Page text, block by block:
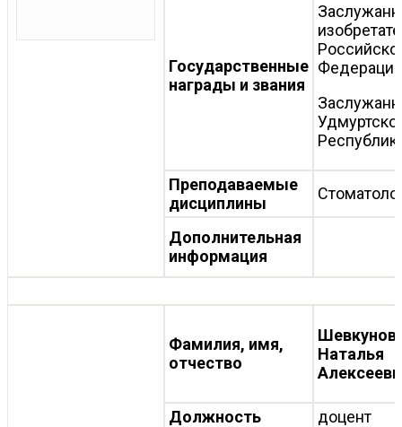
Государственные
награды и звания
Федерации
Преподаваемые
дисциплины
Дополнительная
информация
Фамилия, имя,
отчество
Наталья
Должность доцент